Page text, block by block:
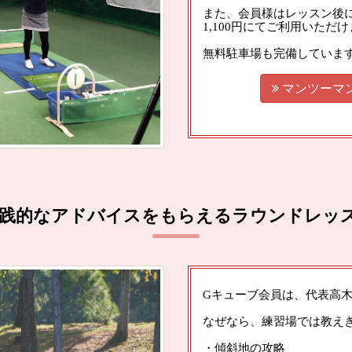
また、会員様はレッスン後
1,100円にてご利用いただけ
無料駐車場も完備していま
 マンツーマ
的なアドバイスをもらえるラウンドレッ
Gキューブ会員は、代表高
なぜなら、練習場では教え
・傾斜地の攻略